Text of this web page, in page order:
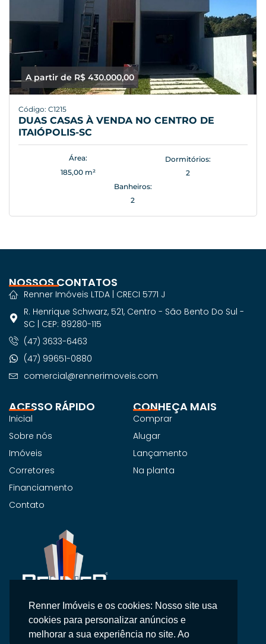
A partir de R$ 430.000,00
Código: C1215
DUAS CASAS À VENDA NO CENTRO DE
ITAIÓPOLIS-SC
Área:
185,00 m²
Dormitórios:
2
Banheiros:
2
Na Renner Imobiliária, não vendemos apenas imóveis,
entregamos segurança, confiança e um atendimento
personalizado.
ACESSO RÁPIDO
Inicial
Sobre nós
Imóveis
Corretores
Financiamento
Contato
CONHEÇA MAIS
Comprar
Alugar
Lançamento
Na planta
NOSSOS CONTATOS
Renner Imóveis LTDA | CRECI 5771 J
R. Henrique Schwarz, 521, Centro - São Bento Do Sul -
SC | CEP: 89280-115
(47) 3633-6463
(47) 99651-0880
comercial@rennerimoveis.com
Renner Imóveis e os cookies: Nosso site usa
cookies para personalizar anúncios e
melhorar a sua experiência no site. Ao